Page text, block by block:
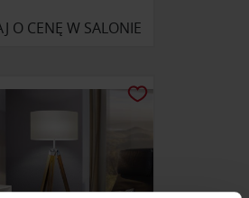
O CENĘ W SALONIE